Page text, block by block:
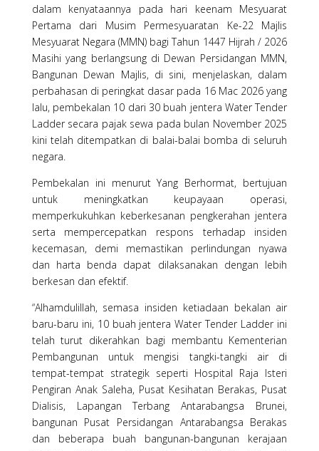
dalam kenyataannya pada hari keenam Mesyuarat
Pertama dari Musim Permesyuaratan Ke-22 Majlis
Mesyuarat Negara (MMN) bagi Tahun 1447 Hijrah / 2026
Masihi yang berlangsung di Dewan Persidangan MMN,
Bangunan Dewan Majlis, di sini, menjelaskan, dalam
perbahasan di peringkat dasar pada 16 Mac 2026 yang
lalu, pembekalan 10 dari 30 buah jentera Water Tender
Ladder secara pajak sewa pada bulan November 2025
kini telah ditempatkan di balai-balai bomba di seluruh
negara.
Pembekalan ini menurut Yang Berhormat, bertujuan
untuk meningkatkan keupayaan operasi,
memperkukuhkan keberkesanan pengkerahan jentera
serta mempercepatkan respons terhadap insiden
kecemasan, demi memastikan perlindungan nyawa
dan harta benda dapat dilaksanakan dengan lebih
berkesan dan efektif.
“Alhamdulillah, semasa insiden ketiadaan bekalan air
baru-baru ini, 10 buah jentera Water Tender Ladder ini
telah turut dikerahkan bagi membantu Kementerian
Pembangunan untuk mengisi tangki-tangki air di
tempat-tempat strategik seperti Hospital Raja Isteri
Pengiran Anak Saleha, Pusat Kesihatan Berakas, Pusat
Dialisis, Lapangan Terbang Antarabangsa Brunei,
bangunan Pusat Persidangan Antarabangsa Berakas
dan beberapa buah bangunan-bangunan kerajaan